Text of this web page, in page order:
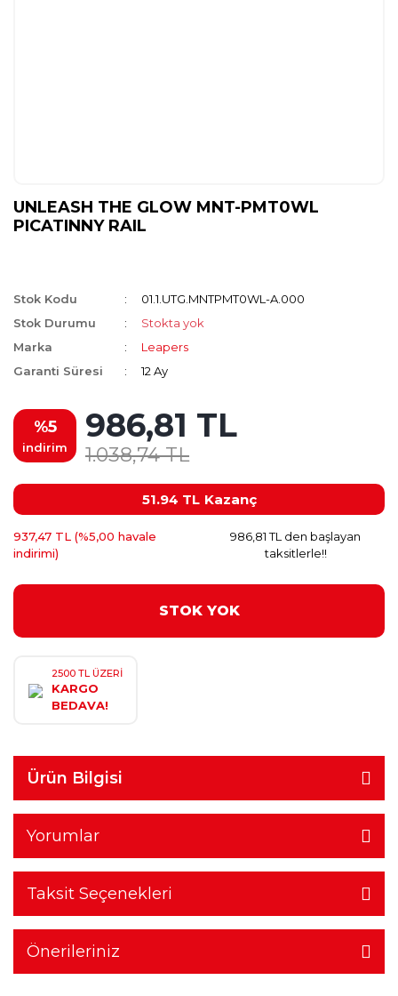
UNLEASH THE GLOW MNT-PMT0WL
PICATINNY RAIL
Stok Kodu
01.1.UTG.MNTPMT0WL-A.000
Stok Durumu
Stokta yok
Marka
Leapers
Garanti Süresi
12 Ay
%5
indirim
986,81 TL
1.038,74 TL
51.94 TL Kazanç
937,47 TL (%5,00 havale
indirimi)
986,81 TL den başlayan
taksitlerle!!
STOK YOK
2500 TL ÜZERİ
KARGO
BEDAVA!
Ürün Bilgisi
Yorumlar
Taksit Seçenekleri
Önerileriniz